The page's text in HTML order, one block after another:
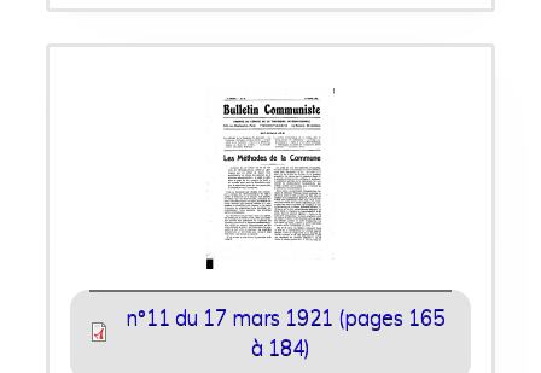
n°11 du 17 mars 1921 (pages 165
à 184)